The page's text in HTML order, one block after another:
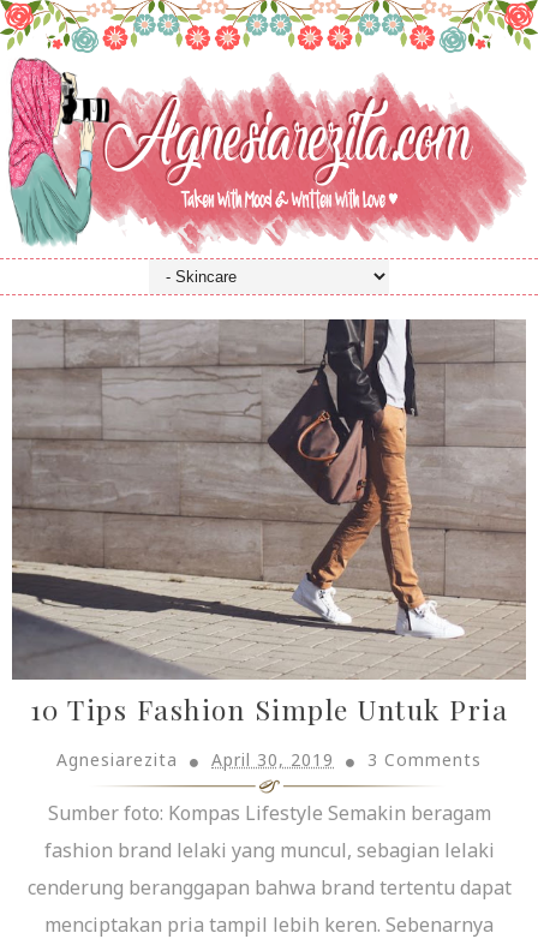
10 Tips Fashion Simple Untuk Pria
Agnesiarezita April 30, 2019 3 Comments
Sumber foto: Kompas Lifestyle Semakin beragam
fashion brand lelaki yang muncul, sebagian lelaki
cenderung beranggapan bahwa brand tertentu dapat
menciptakan pria tampil lebih keren. Sebenarnya